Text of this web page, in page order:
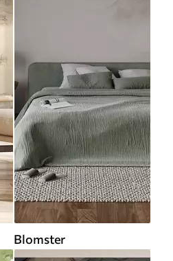
Blomster